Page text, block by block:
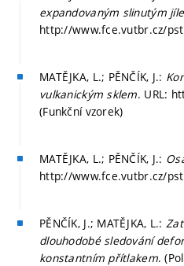
expandovaným slinutým
http://www.fce.vutbr.cz/
MATĚJKA, L.; PĚNČÍK, J.:
vulkanickým sklem. URL:
(Funkční vzorek)
MATĚJKA, L.; PĚNČÍK, J.:
http://www.fce.vutbr.cz/
PĚNČÍK, J.; MATĚJKA, L.:
dlouhodobé sledování
konstantním přítlakem.